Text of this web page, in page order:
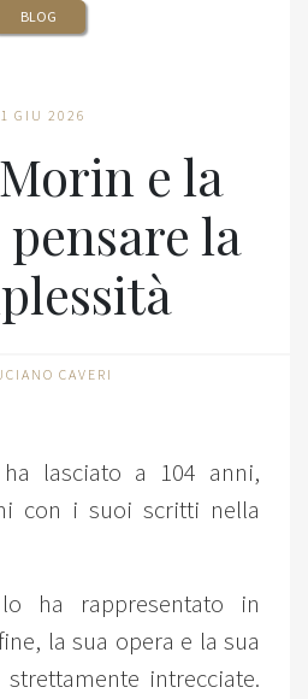
BLOG
GIU 2026
e la
la
CAVERI
lasciato a 104 anni,
con i suoi scritti nella
ha rappresentato in
la sua opera e la sua
intrecciate.